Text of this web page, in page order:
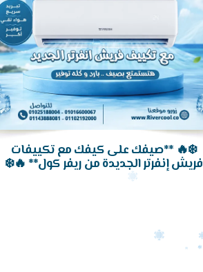
❄️🔥 **صيفك على كيفك مع تكييفات
فريش إنفرتر الجديدة من ريفر كول** 🔥❄️